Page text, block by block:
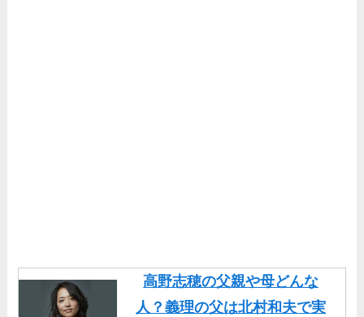
高野志穂の父親や母どんな
人？義理の父は北村和夫で実